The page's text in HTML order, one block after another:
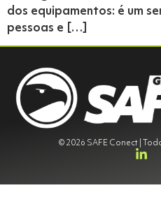
dos equipamentos: é um
pessoas e […]
© 2026 SAFE Conect |